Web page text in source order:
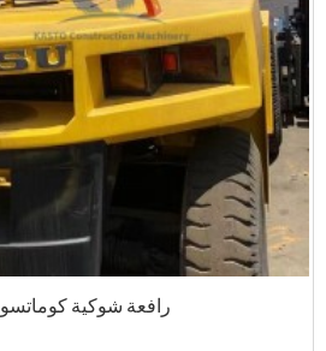
رافعة شوكية كوماتسو 10 طن